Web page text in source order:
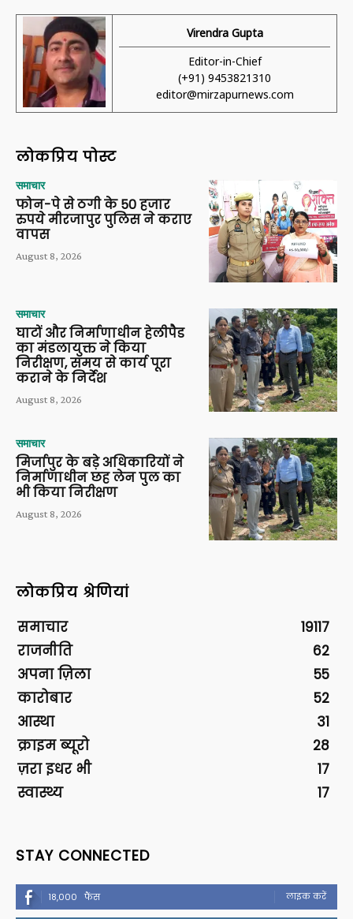
Virendra Gupta
Editor-in-Chief
(+91) 9453821310
editor@mirzapurnews.com
लोकप्रिय पोस्ट
समाचार
फोन-पे से ठगी के 50 हजार
रुपये मीरजापुर पुलिस ने कराए
वापस
August 8, 2026
समाचार
घाटों और निर्माणाधीन हेलीपैड
का मंडलायुक्त ने किया
निरीक्षण, समय से कार्य पूरा
कराने के निर्देश
August 8, 2026
समाचार
मिर्जापुर के बड़े अधिकारियों ने
निर्माणाधीन छह लेन पुल का
भी किया निरीक्षण
August 8, 2026
लोकप्रिय श्रेणियां
समाचार
19117
राजनीति
62
अपना ज़िला
55
कारोबार
52
आस्था
31
क्राइम ब्यूरो
28
ज़रा इधर भी
17
स्वास्थ्य
17
STAY CONNECTED
18,000 फैंस लाइक करें